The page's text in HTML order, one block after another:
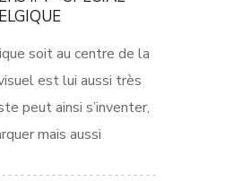
soit au centre de la
est lui aussi très
peut ainsi s’inventer,
mais aussi